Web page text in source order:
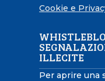
Cookie e
ILLECITE
Per aprire una